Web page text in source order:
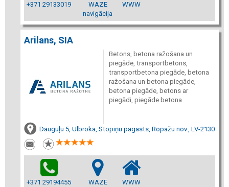
+371 29133019
WAZE
navigācija
WWW
Arilans, SIA
Betons, betona ražošana un
piegāde, transportbetons,
transportbetona piegāde, betona
ražošana un betona piegāde,
betona piegāde, betons ar
piegādi, piegāde betona
Dauguļu 5, Ulbroka, Stopiņu pagasts, Ropažu nov., LV-2130
+371 29194455
WAZE
WWW